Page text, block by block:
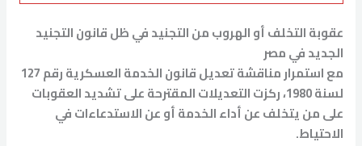
عقوبة التخلف أو الهروب من التجنيد في ظل قانون التجنيد
الجديد في مصر
مع استمرار مناقشة تعديل قانون الخدمة العسكرية رقم 127
لسنة 1980، ركزت التعديلات المقترحة على تشديد العقوبات
على من يتخلف عن أداء الخدمة أو عن الاستدعاءات في
الاحتياط.